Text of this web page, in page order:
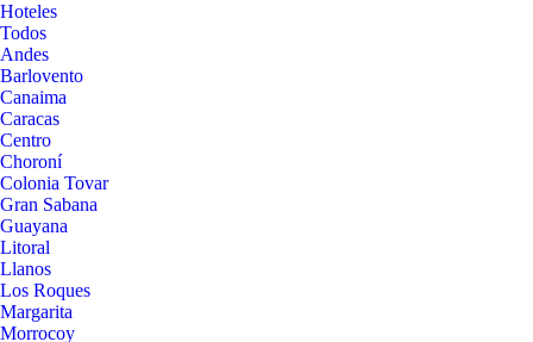
Hoteles
Todos
Andes
Barlovento
Canaima
Caracas
Centro
Choroní
Colonia Tovar
Gran Sabana
Guayana
Litoral
Llanos
Los Roques
Margarita
Morrocoy